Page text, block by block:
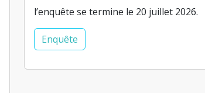
l’enquête se termine le 20 juillet 2026.
Enquête